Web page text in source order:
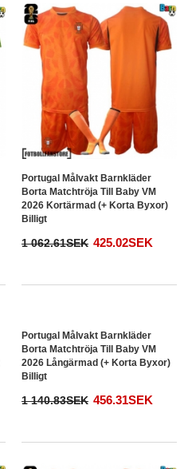
Portugal Målvakt Barnkläder
Borta Matchtröja Till Baby VM
2026 Kortärmad (+ Korta Byxor)
Billigt
1 062.61SEK 425.02SEK
Portugal Målvakt Barnkläder
Borta Matchtröja Till Baby VM
2026 Långärmad (+ Korta Byxor)
Billigt
1 140.83SEK 456.31SEK